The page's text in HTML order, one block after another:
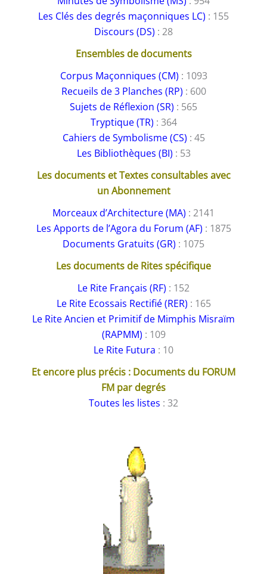
Les Clés des degrés maçonniques LC) : 155
Discours (DS) : 28
Ensembles de documents
Corpus Maçonniques (CM) : 1093
Recueils de 3 Planches (RP) : 600
Sujets de Réflexion (SR) : 565
Tryptique (TR) : 364
Cahiers de Symbolisme (CS) : 45
Les Bibliothèques (BI) : 53
Les documents et Textes consultables avec
un Abonnement
Morceaux d’Architecture (MA) : 2141
Les Apports de l’Agora du Forum (AF) : 1875
Documents Gratuits (GR) : 1075
Les documents de Rites spécifique
Le Rite Français (RF) : 152
Le Rite Ecossais Rectifié (RER) : 165
Le Rite Ancien et Primitif de Mimphis Misraïm
(RAPMM) : 109
Le Rite Futura : 10
Et encore plus précis : Documents du FORUM
FM par degrés
Toutes les listes : 32